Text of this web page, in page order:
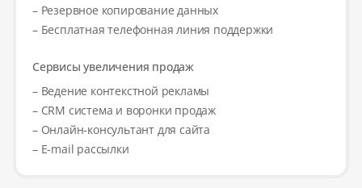
– Резервное копирование данных
– Бесплатная телефонная линия поддержки
Сервисы увеличения продаж
– Ведение контекстной рекламы
– CRM система и воронки продаж
– Онлайн-консультант для сайта
– E-mail рассылки